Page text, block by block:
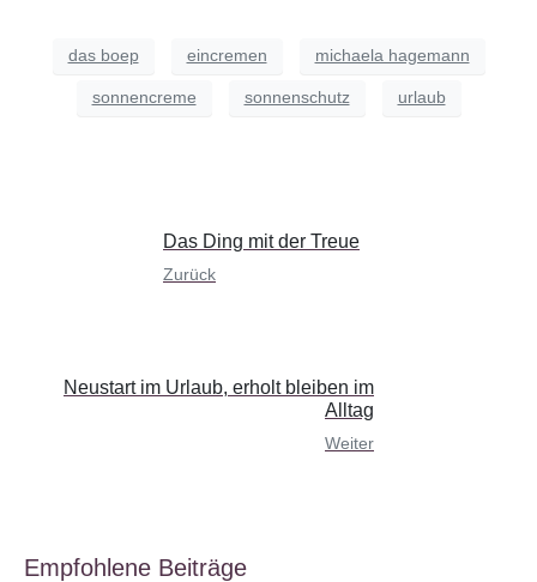
das boep eincremen michaela hagemann
sonnencreme sonnenschutz urlaub
Das Ding mit der Treue
Zurück
Neustart im Urlaub, erholt bleiben im
Alltag
Weiter
Empfohlene Beiträge